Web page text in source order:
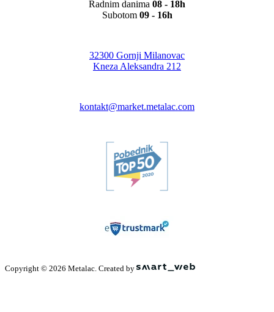
Radnim danima 08 - 18h
Subotom 09 - 16h
32300 Gornji Milanovac
Kneza Aleksandra 212
kontakt@market.metalac.com
Copyright © 2026 Metalac. Created by